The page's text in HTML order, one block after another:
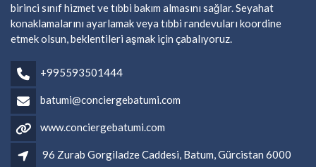
birinci sınıf hizmet ve tıbbi bakım almasını sağlar. Seyahat
konaklamalarını ayarlamak veya tıbbi randevuları koordine
etmek olsun, beklentileri aşmak için çabalıyoruz.
+995593501444
batumi@conciergebatumi.com
www.conciergebatumi.com
96 Zurab Gorgiladze Caddesi, Batum, Gürcistan 6000